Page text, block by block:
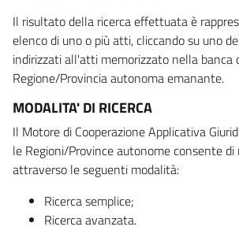
Il risultato della ricerca effettuata è
elenco di uno o più atti, cliccando su uno
indirizzati all'atti memorizzato nella banca
Regione/Provincia autonoma emanante.
MODALITA' DI RICERCA
Il Motore di Cooperazione Applicativa
le Regioni/Province autonome consente
attraverso le seguenti modalità:
Ricerca semplice;
Ricerca avanzata.